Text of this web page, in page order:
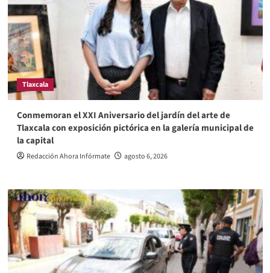
Tlaxcala
Conmemoran el XXI Aniversario del jardín del arte de
Tlaxcala con exposición pictórica en la galería municipal de
la capital
Redacción Ahora Infórmate agosto 6, 2026